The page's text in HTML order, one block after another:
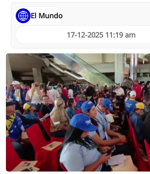
17-12-2025 11:19 am
El Mundo